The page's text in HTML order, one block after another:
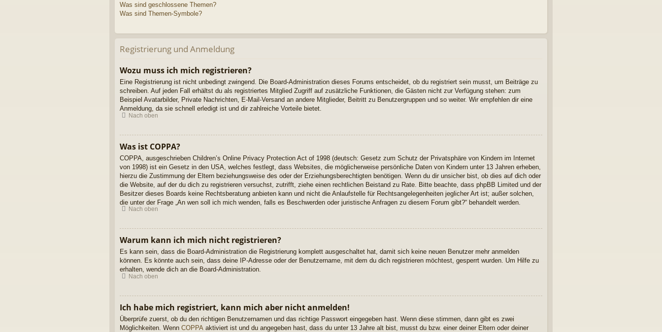
Was sind geschlossene Themen?
Was sind Themen-Symbole?
Registrierung und Anmeldung
Wozu muss ich mich registrieren?
Eine Registrierung ist nicht unbedingt zwingend. Die Board-Administration dieses Forums entscheidet, ob du registriert sein musst, um Beiträge zu
schreiben. Auf jeden Fall erhältst du als registriertes Mitglied Zugriff auf zusätzliche Funktionen, die Gästen nicht zur Verfügung stehen: zum
Beispiel Avatarbilder, Private Nachrichten, E-Mail-Versand an andere Mitglieder, Beitritt zu Benutzergruppen und so weiter. Wir empfehlen dir eine
Anmeldung, da sie schnell erledigt ist und dir zahlreiche Vorteile bietet.
Nach oben
Was ist COPPA?
COPPA, ausgeschrieben Children’s Online Privacy Protection Act of 1998 (deutsch: Gesetz zum Schutz der Privatsphäre von Kindern im Internet
von 1998) ist ein Gesetz in den USA, welches festlegt, dass Websites, die möglicherweise persönliche Daten von Kindern unter 13 Jahren erheben,
hierzu die Zustimmung der Eltern beziehungsweise des oder der Erziehungsberechtigten benötigen. Wenn du dir unsicher bist, ob dies auf dich oder
die Website, auf der du dich zu registrieren versuchst, zutrifft, ziehe einen rechtlichen Beistand zu Rate. Bitte beachte, dass phpBB Limited und der
Besitzer dieses Boards keine Rechtsberatung anbieten kann und nicht die Anlaufstelle für Rechtsangelegenheiten jeglicher Art ist; außer solchen,
die unter der Frage „An wen soll ich mich wenden, falls es Beschwerden oder juristische Anfragen zu diesem Forum gibt?“ behandelt werden.
Nach oben
Warum kann ich mich nicht registrieren?
Es kann sein, dass die Board-Administration die Registrierung komplett ausgeschaltet hat, damit sich keine neuen Benutzer mehr anmelden
können. Es könnte auch sein, dass deine IP-Adresse oder der Benutzername, mit dem du dich registrieren möchtest, gesperrt wurden. Um Hilfe zu
erhalten, wende dich an die Board-Administration.
Nach oben
Ich habe mich registriert, kann mich aber nicht anmelden!
Überprüfe zuerst, ob du den richtigen Benutzernamen und das richtige Passwort eingegeben hast. Wenn diese stimmen, dann gibt es zwei
Möglichkeiten. Wenn COPPA aktiviert ist und du angegeben hast, dass du unter 13 Jahre alt bist, musst du bzw. einer deiner Eltern oder deiner